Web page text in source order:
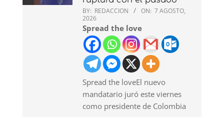
BY: REDACCION ON: 7 AGOSTO,
2026
Spread the love
Spread the loveEl nuevo
mandatario juró este viernes
como presidente de Colombia